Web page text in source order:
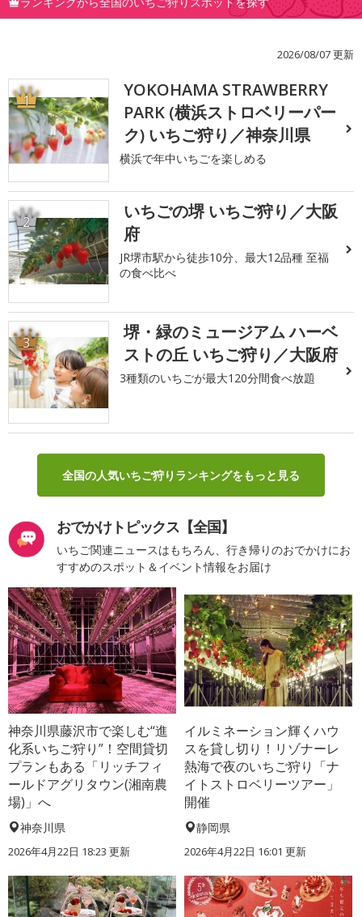
2026/08/07 更新
1
YOKOHAMA STRAWBERRY
PARK (横浜ストロベリーパー
ク) いちご狩り／神奈川県
横浜で年中いちごを楽しめる
2
いちごの堺 いちご狩り／大阪
府
JR堺市駅から徒歩10分、最大12品種 至福
の食べ比べ
3
堺・緑のミュージアム ハーベ
ストの丘 いちご狩り／大阪府
3種類のいちごが最大120分間食べ放題
全国の人気いちご狩りランキングをもっと見る
おでかけトピックス【全国】
いちご関連ニュースはもちろん、行き帰りのおでかけにお
すすめのスポット＆イベント情報をお届け
神奈川県藤沢市で楽しむ“進
化系いちご狩り”！空間貸切
プランもある「リッチフィ
ールドアグリタウン(湘南農
場)」へ
神奈川県
2026年4月22日 18:23 更新
イルミネーション輝くハウ
スを貸し切り！リゾナーレ
熱海で夜のいちご狩り「ナ
イトストロベリーツアー」
開催
静岡県
2026年4月22日 16:01 更新